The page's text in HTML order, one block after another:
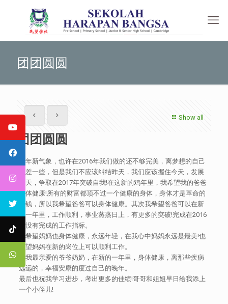
团团圆圆
Show all
团团圆圆
新年新气象，也许在2016年我们做的还不够完美，离梦想的自己
还差一些，但是我们不应该纠结昨天，我们应该握住今天，发展
明天，争取在2017年突破自我!在这新的鸡年里，我希望我的爸爸
身体健康!所有的财富都顶不过一个健康的身体，身体才是革命的
本钱，所以我希望爸爸可以身体健康。其次我希望爸爸可以在新
的一年里，工作顺利，事业蒸蒸日上，有更多的突破!完成在2016
年没有完成的工作指标。
我希望妈妈也身体健康，永远年轻，在我心中妈妈永远是最美!也
希望妈妈在新的岗位上可以顺利工作。
祝我最亲爱的爷爷奶奶，在新的一年里，身体健康，离那些疾病
远远的，幸福安康的度过自己的晚年。
最后也祝我学习进步，考出更多的佳绩!哥哥和姐姐早日给我添上
一个小侄儿!